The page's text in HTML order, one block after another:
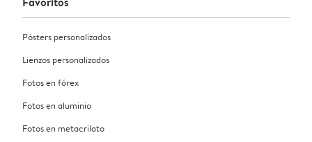
Pósters personalizados
Lienzos personalizados
Fotos en fórex
Fotos en aluminio
Fotos en metacrilato